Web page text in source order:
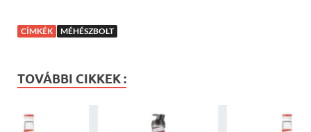
CÍMKÉK MÉHÉSZBOLT
TOVÁBBI CIKKEK :